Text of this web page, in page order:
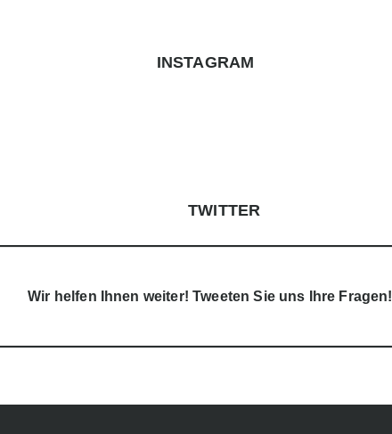
INSTAGRAM
TWITTER
Wir helfen Ihnen weiter! Tweeten Sie uns Ihre Fragen!